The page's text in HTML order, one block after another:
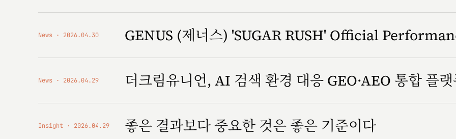
News 2026.04.30 GENUS (제너스) 'SUGAR RUSH' Official
News 2026.04.29 더크림유니언, AI 검색 환경 대응 GEO·AEO 통합 플
Insight 2026.04.29 좋은 결과보다 중요한 것은 좋은 기준이다